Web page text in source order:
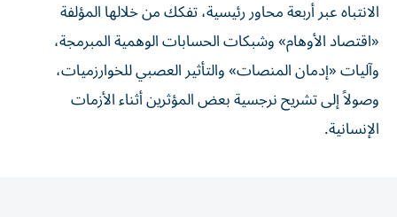
الانتباه عبر أربعة محاور رئيسية، تفكك من خلالها المؤلفة
«اقتصاد الأوهام» وشبكات الحسابات الوهمية المبرمجة،
وآليات «إدمان المنصات» والتأثير العصبي للخوارزميات،
وصولاً إلى تشريح نرجسية بعض المؤثرين أثناء الأزمات
الإنسانية.